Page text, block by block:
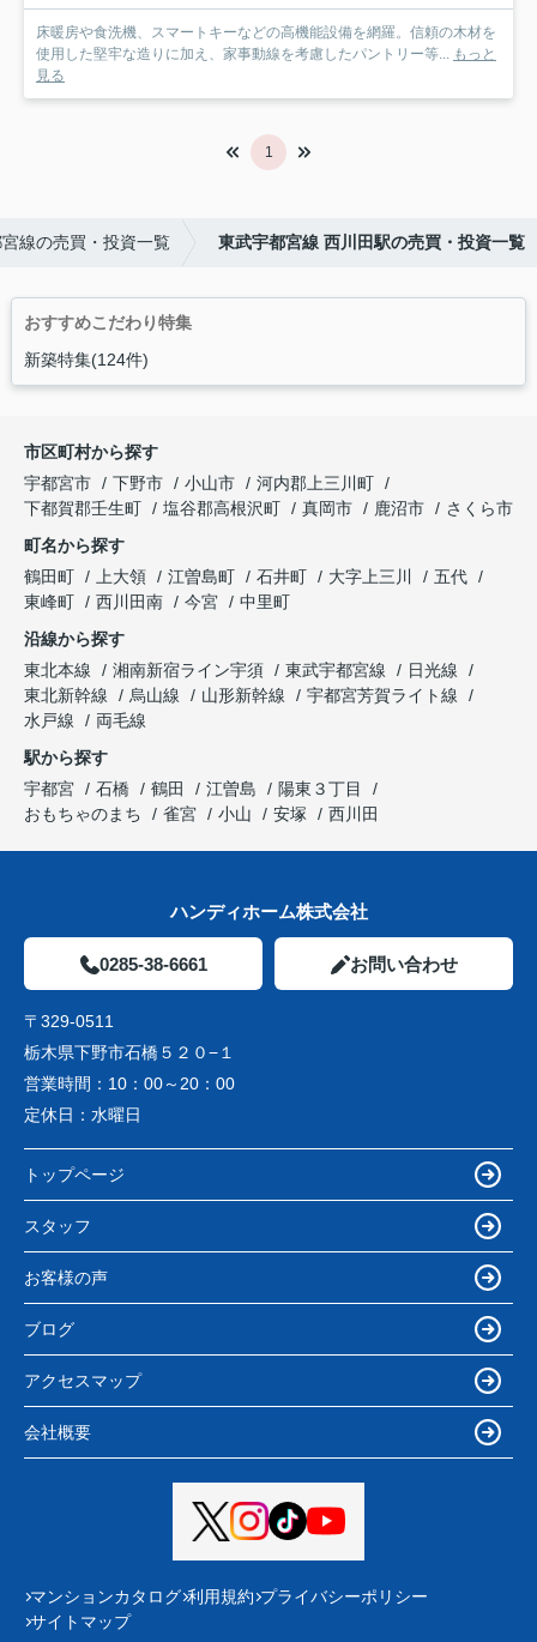
床暖房や食洗機、スマートキーなどの高機能設備を網羅。信頼の木材を
使用した堅牢な造りに加え、家事動線を考慮したパントリー等... もっと
見る
1
線の売買・投資一覧 東武宇都宮線 西川田駅の売買・投資一覧
おすすめこだわり特集
新築特集(124件)
市区町村から探す
宇都宮市
下野市 小山市
河内郡上三川町
下都賀郡壬生町
塩谷郡高根沢町 真岡市 鹿沼市
さくら市
町名から探す
鶴田町
上大領 江曽島町 石井町 大字上三川
五代
東峰町
西川田南 今宮
中里町
沿線から探す
東北本線
湘南新宿ライン宇須 東武宇都宮線
日光線
東北新幹線
烏山線 山形新幹線
宇都宮芳賀ライト線
水戸線
両毛線
駅から探す
宇都宮
石橋 鶴田 江曽島
陽東３丁目
おもちゃのまち
雀宮 小山 安塚 西川田
ハンディホーム株式会社
0285-38-6661 お問い合わせ
〒329-0511
栃木県下野市石橋５２０−１
営業時間： 10：00～20：00
定休日： 水曜日
トップページ
スタッフ
お客様の声
ブログ
アクセスマップ
会社概要
マンションカタログ 利用規約 プライバシーポリシー
サイトマップ